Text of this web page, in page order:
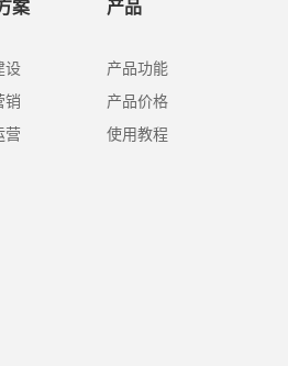
大，那影响网站制作价格的要素是
案
设
销
营
产品
产品功能
产品价格
使用教程